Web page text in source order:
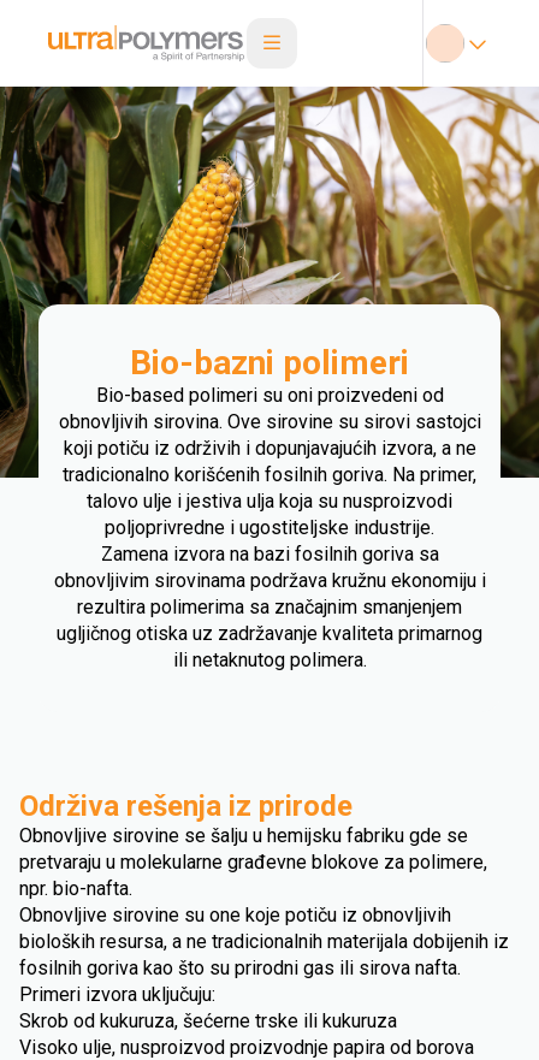
Bio-bazni polimeri
Bio-based polimeri su oni proizvedeni od
obnovljivih sirovina. Ove sirovine su sirovi sastojci
koji potiču iz održivih i dopunjavajućih izvora, a ne
tradicionalno korišćenih fosilnih goriva. Na primer,
talovo ulje i jestiva ulja koja su nusproizvodi
poljoprivredne i ugostiteljske industrije.
Zamena izvora na bazi fosilnih goriva sa
obnovljivim sirovinama podržava kružnu ekonomiju i
rezultira polimerima sa značajnim smanjenjem
ugljičnog otiska uz zadržavanje kvaliteta primarnog
ili netaknutog polimera.
Održiva rešenja iz prirode
Obnovljive sirovine se šalju u hemijsku fabriku gde se
pretvaraju u molekularne građevne blokove za polimere,
npr. bio-nafta.
Obnovljive sirovine su one koje potiču iz obnovljivih
bioloških resursa, a ne tradicionalnih materijala dobijenih iz
fosilnih goriva kao što su prirodni gas ili sirova nafta.
Primeri izvora uključuju:
Skrob od kukuruza, šećerne trske ili kukuruza
Visoko ulje, nusproizvod proizvodnje papira od borova